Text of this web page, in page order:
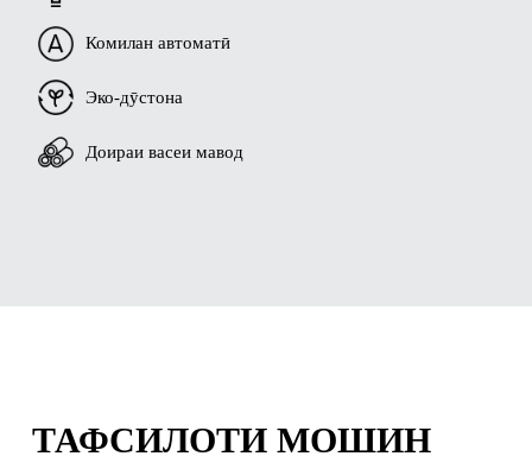
Комилан автоматӣ
Эко-дӯстона
Доираи васеи мавод
ТАФСИЛОТИ МОШИН